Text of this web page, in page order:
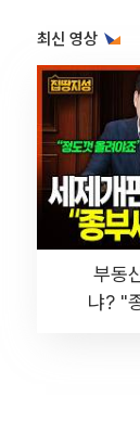
최신 영상
부동
냐? "